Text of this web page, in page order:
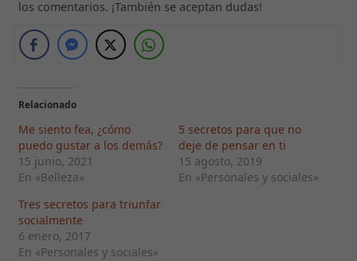
los comentarios. ¡También se aceptan dudas!
Relacionado
Me siento fea, ¿cómo
puedo gustar a los demás?
15 junio, 2021
En «Belleza»
5 secretos para que no
deje de pensar en ti
15 agosto, 2019
En «Personales y sociales»
Tres secretos para triunfar
socialmente
6 enero, 2017
En «Personales y sociales»
nuestro sitio,